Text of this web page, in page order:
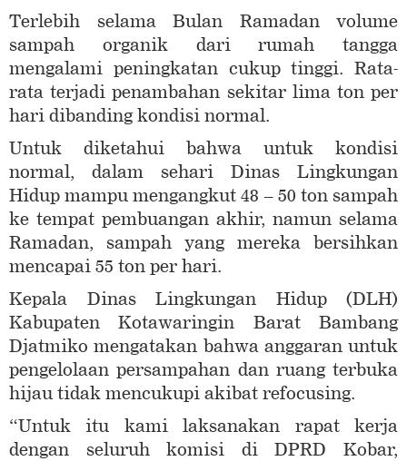
Terlebih selama Bulan Ramadan volume
sampah organik dari rumah tangga
mengalami peningkatan cukup tinggi. Rata-
rata terjadi penambahan sekitar lima ton per
hari dibanding kondisi normal.
Untuk diketahui bahwa untuk kondisi
normal, dalam sehari Dinas Lingkungan
Hidup mampu mengangkut 48 – 50 ton sampah
ke tempat pembuangan akhir, namun selama
Ramadan, sampah yang mereka bersihkan
mencapai 55 ton per hari.
Kepala Dinas Lingkungan Hidup (DLH)
Kabupaten Kotawaringin Barat Bambang
Djatmiko mengatakan bahwa anggaran untuk
pengelolaan persampahan dan ruang terbuka
hijau tidak mencukupi akibat refocusing.
“Untuk itu kami laksanakan rapat kerja
dengan seluruh komisi di DPRD Kobar,